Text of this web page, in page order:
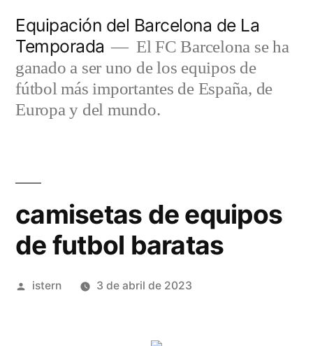
contenido
Equipación del Barcelona de La
Temporada
El FC Barcelona se ha
ganado a ser uno de los equipos de
fútbol más importantes de España, de
Europa y del mundo.
camisetas de equipos
de futbol baratas
Publicado
istern 3 de abril de 2023